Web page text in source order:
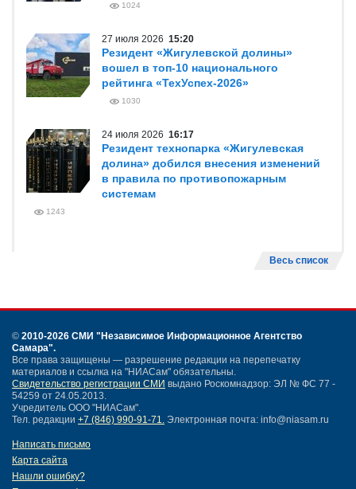
1024
27 июля 2026 15:20
Резидент «Жигулевской долины»
вошел в топ-10 национального
рейтинга «ТехУспех-2026»
1030
24 июля 2026 16:17
Резидент технопарка «Жигулевская
долина» добился внесения изменений
в правила по противопожарным
системам
1243
Весь список
© 2010-2026 СМИ "Независимое Информационное Агентство
Самара".
Все права защищены — разрешение редакции на перепечатку
материалов и ссылка на "НИАСам" обязательны.
Свидетельство регистрации СМИ выдано Роскомнадзор: ЭЛ № ФС 77 -
54259 от 24.05.2013.
Учредитель ООО "НИАСам".
Тел. редакции +7 (846) 990-91-71. Электронная почта: info@niasam.ru
Написать письмо
Карта сайта
Нашли ошибку?